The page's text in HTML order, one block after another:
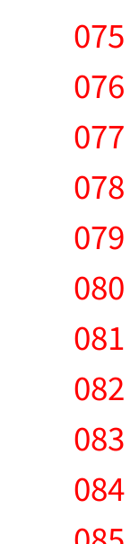
075
076
077
078
079
080
081
082
083
084